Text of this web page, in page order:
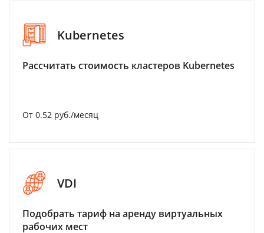
Kubernetes
Рассчитать стоимость кластеров Kubernetes
От 0.52 руб./месяц
VDI
Подобрать тариф на аренду виртуальных
рабочих мест